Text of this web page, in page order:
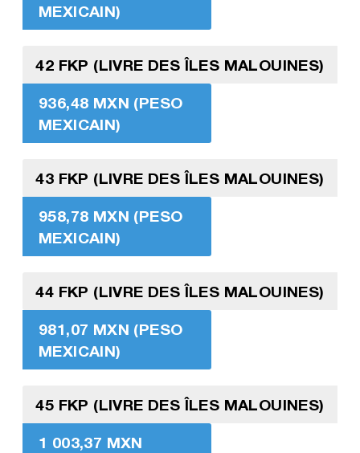
MEXICAIN)
42 FKP (LIVRE DES ÎLES MALOUINES)
936,48 MXN (PESO
MEXICAIN)
43 FKP (LIVRE DES ÎLES MALOUINES)
958,78 MXN (PESO
MEXICAIN)
44 FKP (LIVRE DES ÎLES MALOUINES)
981,07 MXN (PESO
MEXICAIN)
45 FKP (LIVRE DES ÎLES MALOUINES)
1 003,37 MXN